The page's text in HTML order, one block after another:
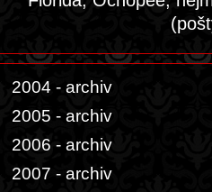
2004 - archiv
2005 - archiv
2006 - archiv
2007 - archiv